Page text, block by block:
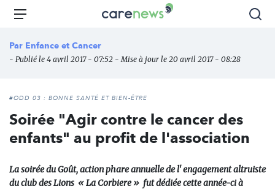
Aller
principal
Carenews,
des
l'engagement
Menu
Par Enfance et Cancer
- Publié le 4 avril 2017 - 07:52 - Mise à jour le 20 avril 2017 - 08:28
#ODD 03 : BONNE SANTÉ ET BIEN-ÊTRE
Soirée "Agir contre le cancer des
enfants" au profit de l'association
La soirée du Goût, action phare annuelle de l' engagement altruiste
du club des Lions « La Corbiere » fut dédiée cette année-ci à